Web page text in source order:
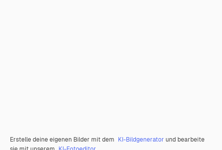
Erstelle deine eigenen Bilder mit dem KI-Bildgenerator und bearbeite